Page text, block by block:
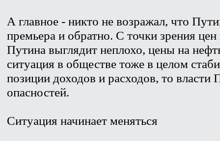
А главное - никто не возражал, что
премьера и обратно. С точки зрения
Путина выглядит неплохо, цены на
ситуация в обществе тоже в целом
позиции доходов и расходов, то
опасностей.
Ситуация начинает меняться